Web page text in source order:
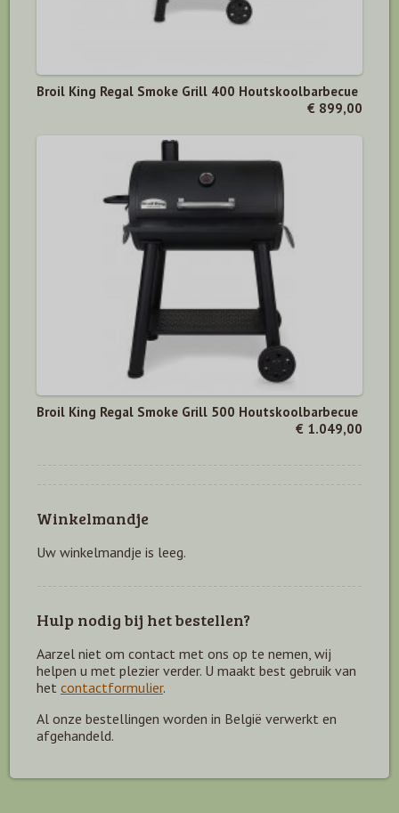
Broil King Regal Smoke Grill 400 Houtskoolbarbecue
€ 899,00
Broil King Regal Smoke Grill 500 Houtskoolbarbecue
€ 1.049,00
Winkelmandje
Uw winkelmandje is leeg.
Hulp nodig bij het bestellen?
Aarzel niet om contact met ons op te nemen, wij
helpen u met plezier verder. U maakt best gebruik van
het contactformulier.
Al onze bestellingen worden in België verwerkt en
afgehandeld.